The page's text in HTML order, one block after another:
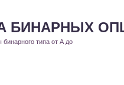
БИНАРНЫХ
типа от А до